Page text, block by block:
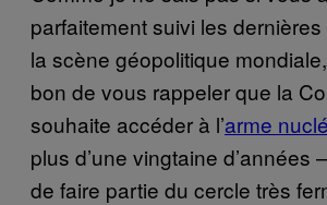
parfaitement suivi les
la scène géopolitique
bon de vous rappeler que la
souhaite accéder à l’arme
plus d’une vingtaine d’années
de faire partie du cercle très